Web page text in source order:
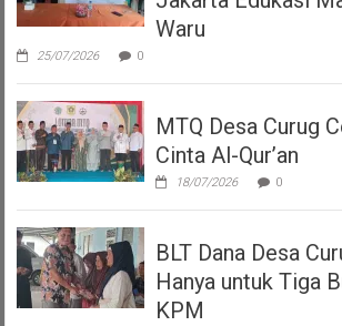
Waru
25/07/2026 0
MTQ Desa Curug
Cinta Al-Qur’an
18/07/2026 0
BLT Dana Desa
Hanya untuk Tiga
KPM